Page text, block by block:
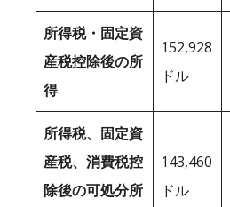
所得税・固定資
産税控除後の所
得
152,928
ドル
所得税、固定資
産税、消費税控
除後の可処分所
143,460
ドル